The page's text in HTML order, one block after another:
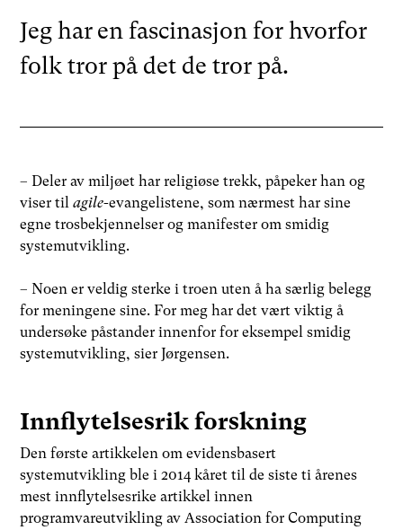
Jeg har en fascinasjon for hvorfor
folk tror på det de tror på.
– Deler av miljøet har religiøse trekk, påpeker han og
viser tilagile-evangelistene, som nærmest har sine
egne trosbekjennelser og manifester om smidig
systemutvikling.
– Noen er veldig sterke i troen uten å ha særlig belegg
for meningene sine. For meg har det vært viktig å
undersøke påstander innenfor for eksempel smidig
systemutvikling, sier Jørgensen.
Innflytelsesrik forskning
Den første artikkelen om evidensbasert
systemutvikling ble i 2014 kåret til de siste ti årenes
mest innflytelsesrike artikkel innen
programvareutvikling av Association for Computing